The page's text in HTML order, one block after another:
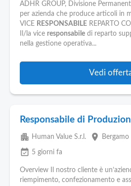
ADHR GROUP, Divisione
per azienda che produce articoli in
VICE RESPONSABILE REPARTO
Il/la vice responsabile di reparto
nella gestione operativa...
Vedi
Responsabile di
apartment Human Value S.r.l. place Bergamo
event_available 5 giorni fa
Overview Il nostro cliente è
riempimento, confezionamento e